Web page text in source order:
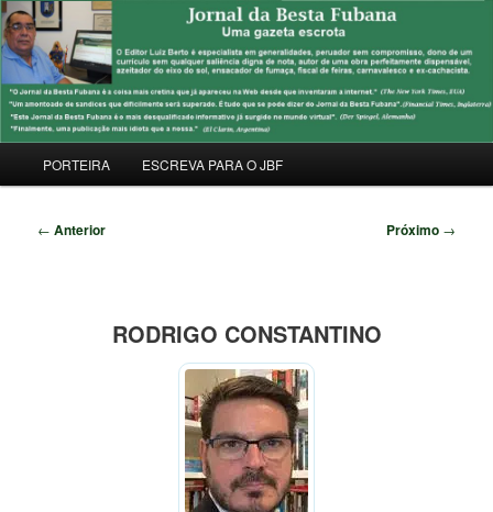
Pular
para
o
conteúdo
principalJORNAL DA BESTA FUBANA
Uma Gazeta Escrota
principal
PORTEIRA ESCREVA PARA O JBF
Navegação
← Anterior Próximo →
RODRIGO CONSTANTINO